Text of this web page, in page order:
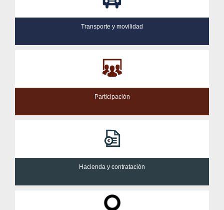
Transporte y movilidad
Participación
Hacienda y contratación